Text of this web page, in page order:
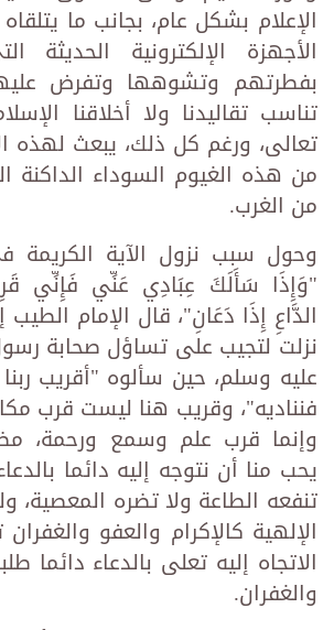
الإعلام بشكل عام، بجانب ما يتلقاه
الأجهزة الإلكترونية الحديثة
بفطرتهم وتشوهها وتفرض
تناسب تقاليدنا ولا أخلاقنا
تعالى، ورغم كل ذلك، يبعث لهذه
من هذه الغيوم السوداء الداكنة
من الغرب.
وحول سبب نزول الآية الكريمة
"وَإِذَا سَأَلَكَ عِبَادِي عَنِّي فَإِنِّي
الدَّاعِ إِذَا دَعَانِ"، قال الإمام
نزلت لتجيب على تساؤل صحابة
عليه وسلم، حين سألوه "أقريب
فنناديه"، وقريب هنا ليست قرب
وإنما قرب علم وسمع ورحمة،
يحب منا أن نتوجه إليه دائما
تنفعه الطاعة ولا تضره المعصية،
الإلهية كالإكرام والعفو
الاتجاه إليه تعلى بالدعاء دائما
والغفران.